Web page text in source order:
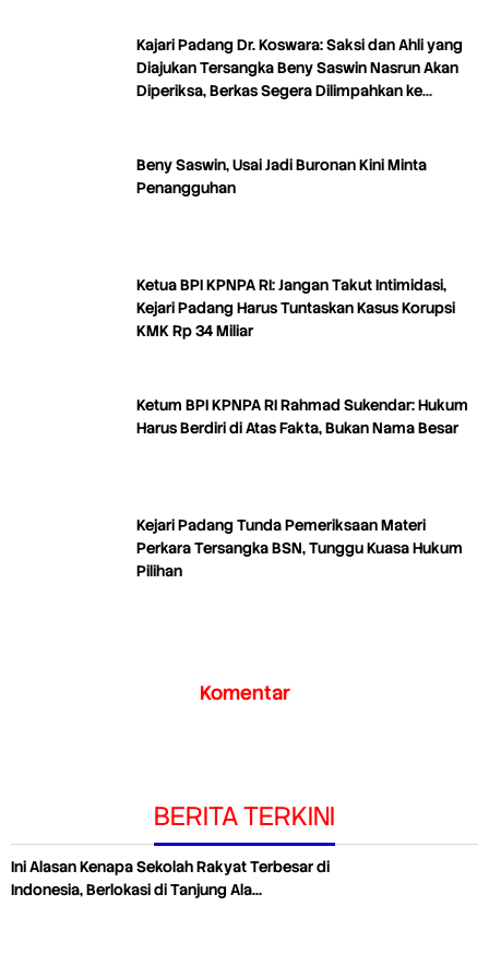
Kajari Padang Dr. Koswara: Saksi dan Ahli yang
Diajukan Tersangka Beny Saswin Nasrun Akan
Diperiksa, Berkas Segera Dilimpahkan ke
Beny Saswin, Usai Jadi Buronan Kini Minta
Penangguhan
Ketua BPI KPNPA RI: Jangan Takut Intimidasi,
Kejari Padang Harus Tuntaskan Kasus Korupsi
KMK Rp 34 Miliar
Ketum BPI KPNPA RI Rahmad Sukendar: Hukum
Harus Berdiri di Atas Fakta, Bukan Nama Besar
Kejari Padang Tunda Pemeriksaan Materi
Perkara Tersangka BSN, Tunggu Kuasa Hukum
Pilihan
Komentar
BERITA TERKINI
Ini Alasan Kenapa Sekolah Rakyat Terbesar di
Indonesia, Berlokasi di Tanjung Ala…